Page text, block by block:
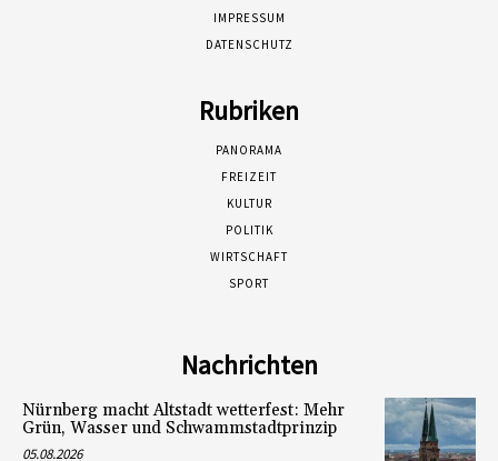
IMPRESSUM
DATENSCHUTZ
Rubriken
PANORAMA
FREIZEIT
KULTUR
POLITIK
WIRTSCHAFT
SPORT
Nachrichten
Nürnberg macht Altstadt wetterfest: Mehr
Grün, Wasser und Schwammstadtprinzip
05.08.2026